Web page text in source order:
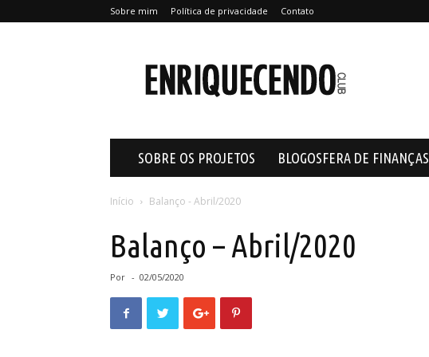
Sobre mim Política de privacidade Contato
SOBRE OS PROJETOS BLOGOSFERA DE FINANÇAS
Início Balanço - Abril/2020
Balanço – Abril/2020
Por - 02/05/2020